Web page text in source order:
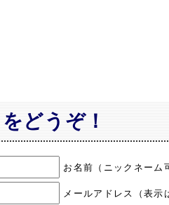
どうぞ！
お名前（ニックネーム
メールアドレス（表示